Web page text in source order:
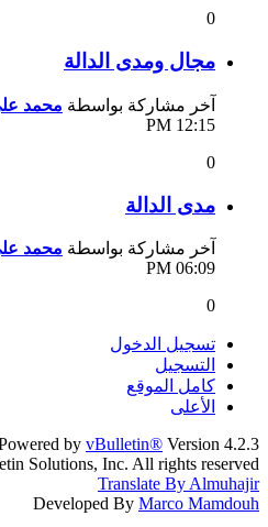
0
مجال ومدى الدالة
آخر مشاركة بواسطة محمد
12:15 PM
0
مدى الدالة
آخر مشاركة بواسطة محمد
06:09 PM
0
تسجيل الدخول
التسجيل
كامل الموقع
الأعلى
by vBulletin® Version 4.2.3
Solutions, Inc. All rights reserved.
Translate By Almuhajir
Developed By Marco Mamdouh